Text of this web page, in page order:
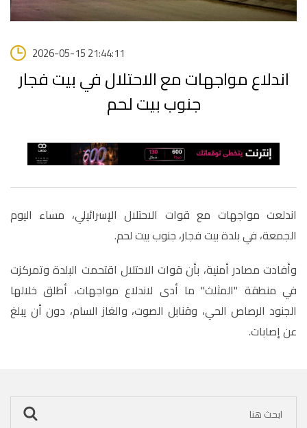
2026-05-15 21:44:11
اندلاع مواجهات مع الاحتلال في بيت فجار
جنوب بيت لحم
اندلعت مواجهات مع قوات الاحتلال الإسرائيلي، مساء اليوم
الجمعة، في بلدة بيت فجار، جنوب بيت لحم.
وأفادت مصادر أمنية، بأن قوات الاحتلال اقتحمت البلدة وتمركزت
في منطقة "المثلث" ما أدى لاندلاع مواجهات، أطلق خلالها
الجنود الرصاص الحي، وقنابل الصوت، والغاز السام، دون أن يبلغ
عن إصابات.